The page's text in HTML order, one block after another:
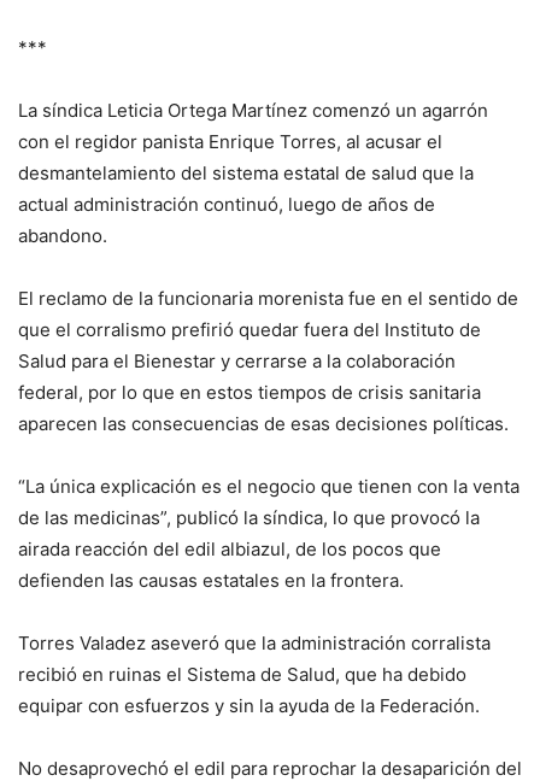
***
La síndica Leticia Ortega Martínez comenzó un agarrón
con el regidor panista Enrique Torres, al acusar el
desmantelamiento del sistema estatal de salud que la
actual administración continuó, luego de años de
abandono.
El reclamo de la funcionaria morenista fue en el sentido de
que el corralismo prefirió quedar fuera del Instituto de
Salud para el Bienestar y cerrarse a la colaboración
federal, por lo que en estos tiempos de crisis sanitaria
aparecen las consecuencias de esas decisiones políticas.
“La única explicación es el negocio que tienen con la venta
de las medicinas”, publicó la síndica, lo que provocó la
airada reacción del edil albiazul, de los pocos que
defienden las causas estatales en la frontera.
Torres Valadez aseveró que la administración corralista
recibió en ruinas el Sistema de Salud, que ha debido
equipar con esfuerzos y sin la ayuda de la Federación.
No desaprovechó el edil para reprochar la desaparición del